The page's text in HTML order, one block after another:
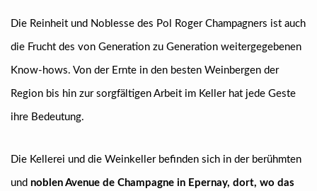
Die Reinheit und Noblesse des Pol Roger Champagners ist auch
die Frucht des von Generation zu Generation weitergegebenen
Know-hows. Von der Ernte in den besten Weinbergen der
Region bis hin zur sorgfältigen Arbeit im Keller hat jede Geste
ihre Bedeutung.
Die Kellerei und die Weinkeller befinden sich in der berühmten
und noblen Avenue de Champagne in Epernay, dort, wo das